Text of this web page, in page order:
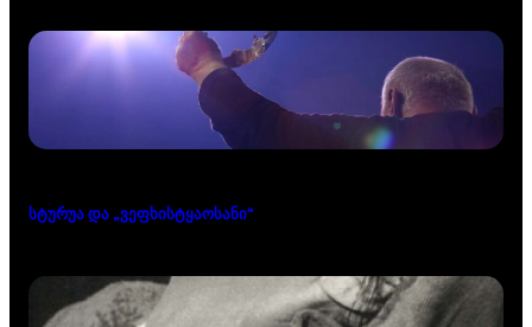
სტურუა და „ვეფხისტყაოსანი“